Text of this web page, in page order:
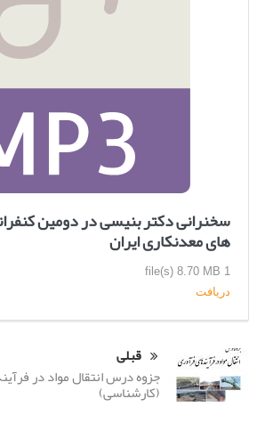
سخنرانی دکتر بنیسی در دومین
های معدنکاری ایران
1 file(s)
8.70 MB
دریافت
قبلی
جزوه درس انتقال مواد در
(کارشناسی)